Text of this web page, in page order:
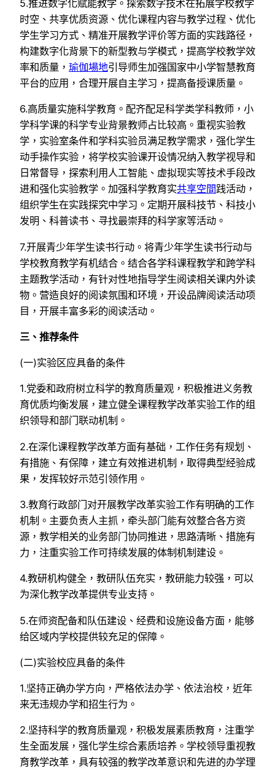
5.推进数字化赋能教学。探索数字技术在拓展学校教学
时空、共享优质资源、优化课程内容与教学过程、优化
学生学习方式、精准开展教学评价等方面的实践路径，
构建数字化背景下的新型教与学模式，提高学校教学效
率和质量， 瑜伽場地引导师生加强国家中小学智慧教育
平台的应用，合理开展自主学习，提高备授课质量。
6.高质量实施科学教育。配齐配足科学类学科教师，小
学科学课的科学专业背景教师占比较高。重视实验教
学，实验室条件和学科实验员满足教学需求，强化学生
动手操作实验，将学校实验课开设情况纳入教学视导和
日常督导，探索利用人工智能、虚拟现实等技术手段改
进和强化实验教学。加强科学教育实共享空間践活动，
组织学生在实践探究中学习。定期开展科技节、科技小
发明、科普读书、寻找最崇拜的科学家等活动。
7.开展青少年学生读书行动。将青少年学生读书行动与
学校教育教学有机结合。结合各学科课程教学和跨学科
主题教学活动，有针对性地指导学生阅读相关课内外读
物。营造良好的阅读氛围和环境，开设品牌阅读活动项
目，开展丰富多彩的阅读活动。
三、推荐条件
(一)实验区应具备的条件
1.党委和政府树立科学的教育质量观，积极推进义务教
育优质均衡发展，建立健全课程教学改革实验工作的组
织领导和部门联动机制。
2.在深化课程教学改革方面有基础，工作任务有规划、
有措施、有保障，建立有效推进机制，取得典型经验成
果，发挥较好示范引领作用。
3.教育行政部门对开展教学改革实验工作有明确的工作
机制。主要负责人主抓，牵头部门能有效整合各方资
源，教学相关的业务部门协同推进，思路清晰、措施有
力，注重实验工作可持续发展的体制机制建设。
4.教研机构健全，教研队伍充实，教研能力较强，可以
为深化教学改革提供专业支持。
5.在师资配备和队伍建设、经费和设施设备方面，能够
给区域内学校提供较充足的保障。
(二)实验校应具备的条件
1.坚持正确办学方向，严格依法办学、依法治校，近年
来无违规办学和招生行为。
2.坚持科学的教育质量观，积极发展素质教育，注重学
生全面发展，强化学生综合素质培养。学校领导重视教
育教学改革，具有较强的教学改革意识和先进的办学理